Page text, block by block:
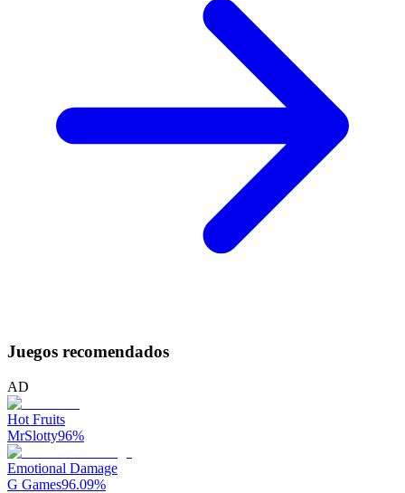
Juegos recomendados
AD
Hot Fruits
MrSlotty96%
Emotional Damage
G Games96.09%